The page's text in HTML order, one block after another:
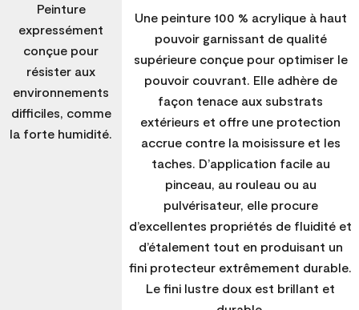
Peinture
expressément
conçue pour
résister aux
environnements
difficiles, comme
la forte humidité.
Une peinture 100 % acrylique à haut
pouvoir garnissant de qualité
supérieure conçue pour optimiser le
pouvoir couvrant. Elle adhère de
façon tenace aux substrats
extérieurs et offre une protection
accrue contre la moisissure et les
taches. D’application facile au
pinceau, au rouleau ou au
pulvérisateur, elle procure
d’excellentes propriétés de fluidité et
d’étalement tout en produisant un
fini protecteur extrêmement durable.
Le fini lustre doux est brillant et